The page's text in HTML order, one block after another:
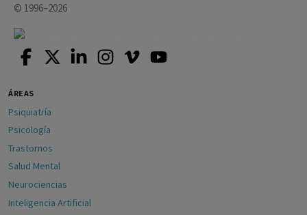
© 1996–2026
ÁREAS
Psiquiatría
Psicología
Trastornos
Salud Mental
Neurociencias
Inteligencia Artificial